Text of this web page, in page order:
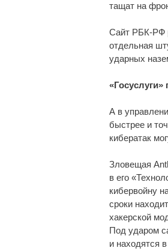
тащат на
Сайт РБК-РФ
отдельная
ударных
А в
быстрее и
кибератак
Зловещая
в его
кибервойну
сроки
хакерской
Под ударом
и находятся